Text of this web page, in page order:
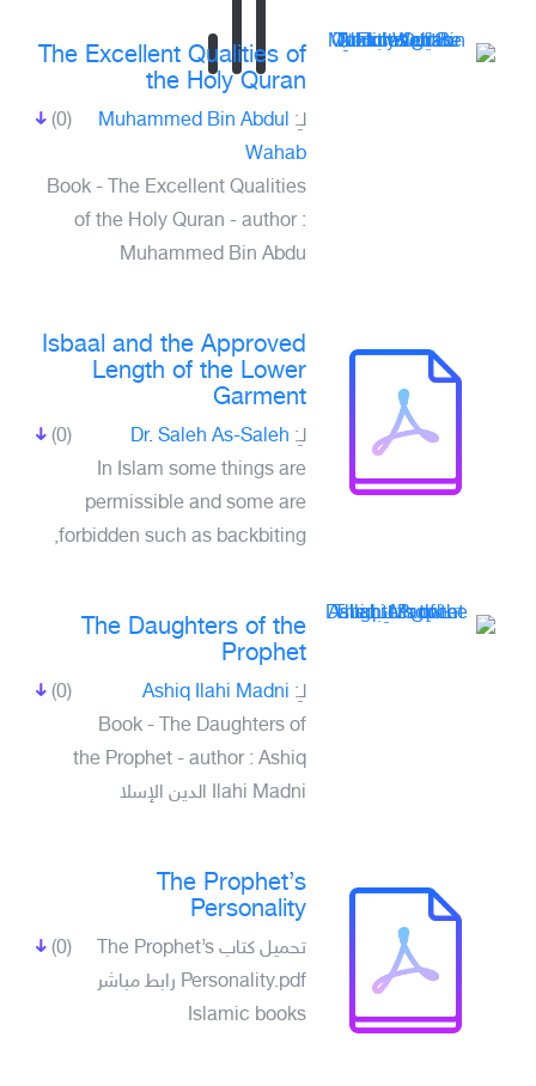
The Excellent Qualities of
the Holy Quran
(0) لـِ: Muhammed Bin Abdul
Wahab
Book - The Excellent Qualities
of the Holy Quran - author :
Muhammed Bin Abdu
Isbaal and the Approved
Length of the Lower
Garment
(0) لـِ: Dr. Saleh As-Saleh
In Islam some things are
permissible and some are
forbidden such as backbiting,
The Daughters of the
Prophet
(0) لـِ: Ashiq Ilahi Madni
Book - The Daughters of
the Prophet - author : Ashiq
Ilahi Madni الدين الإسلا
The Prophet’s
Personality
(0)
تحميل كتاب The Prophet’s
Personality.pdf رابط مباشر
Islamic books